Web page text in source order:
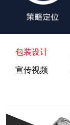
包装设计
宣传视频